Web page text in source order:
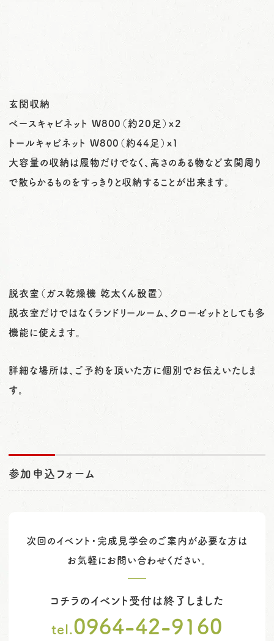
玄関収納
ベースキャビネット W800（約20足）x２
トールキャビネット W800（約44足）x１
大容量の収納は履物だけでなく、高さのある物など玄関周り
で散らかるものをすっきりと収納することが出来ます。
脱衣室（ガス乾燥機 乾太くん設置）
脱衣室だけではなくランドリールーム、クローゼットとしても多
機能に使えます。
詳細な場所は、ご予約を頂いた方に個別でお伝えいたしま
す。
参加申込フォーム
次回のイベント・完成見学会のご案内が必要な方は
お気軽にお問い合わせください。
コチラのイベント受付は終了しました
tel.0964-42-9160